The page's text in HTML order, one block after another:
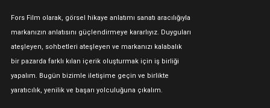
Fors Film olarak, görsel hikaye anlatımı sanatı aracılığıyla
markanızın anlatısını güçlendirmeye kararlıyız. Duyguları
ateşleyen, sohbetleri ateşleyen ve markanızı kalabalık
bir pazarda farklı kılan içerik oluşturmak için iş birliği
yapalım. Bugün bizimle iletişime geçin ve birlikte
yaratıcılık, yenilik ve başarı yolculuğuna çıkalım.